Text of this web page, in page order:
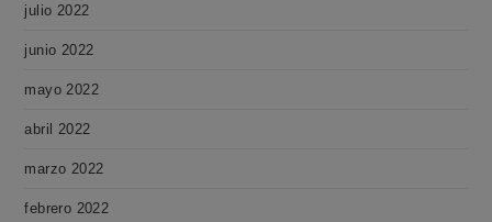
julio 2022
junio 2022
mayo 2022
abril 2022
marzo 2022
febrero 2022